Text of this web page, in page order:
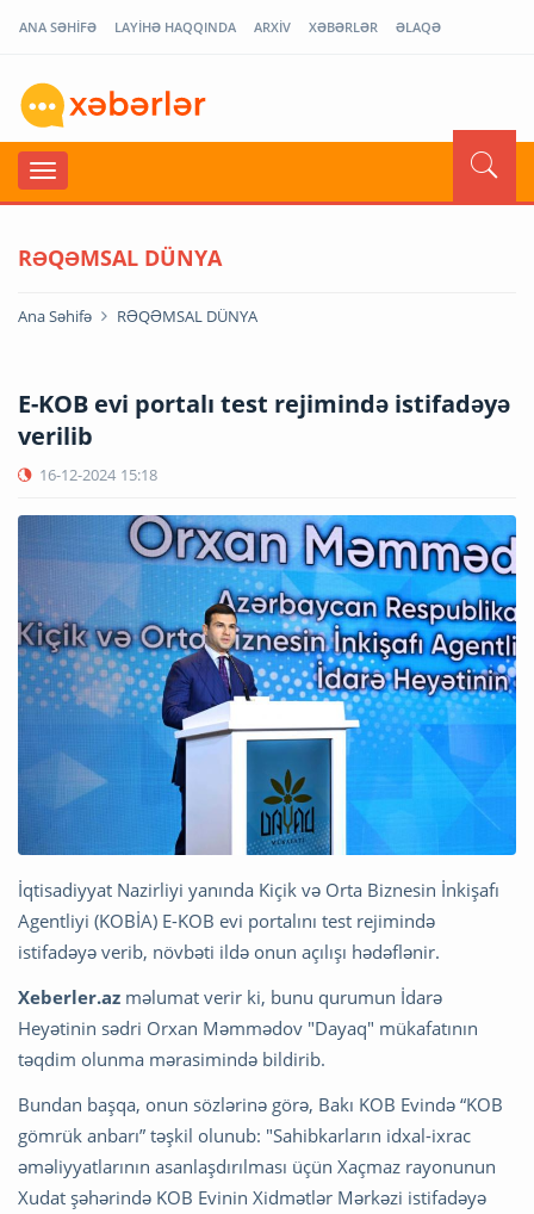
ANA SƏHİFƏ LAYİHƏ HAQQINDA ARXİV XƏBƏRLƏR ƏLAQƏ
RƏQƏMSAL DÜNYA
Ana Səhifə RƏQƏMSAL DÜNYA
E-KOB evi portalı test rejimində istifadəyə
verilib
16-12-2024 15:18
İqtisadiyyat Nazirliyi yanında Kiçik və Orta Biznesin İnkişafı
Agentliyi (KOBİA) E-KOB evi portalını test rejimində
istifadəyə verib, növbəti ildə onun açılışı hədəflənir.
Xeberler.az məlumat verir ki, bunu qurumun İdarə
Heyətinin sədri Orxan Məmmədov "Dayaq" mükafatının
təqdim olunma mərasimində bildirib.
Bundan başqa, onun sözlərinə görə, Bakı KOB Evində “KOB
gömrük anbarı” təşkil olunub: "Sahibkarların idxal-ixrac
əməliyyatlarının asanlaşdırılması üçün Xaçmaz rayonunun
Xudat şəhərində KOB Evinin Xidmətlər Mərkəzi istifadəyə